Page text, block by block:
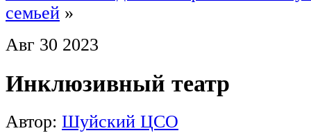
семьей »
Авг 30 2023
Инклюзивный театр
Автор: Шуйский ЦСО